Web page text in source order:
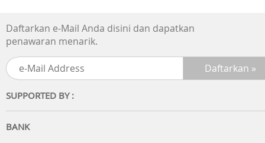
Daftarkan e-Mail Anda disini dan dapatkan
penawaran menarik.
SUPPORTED BY :
BANK